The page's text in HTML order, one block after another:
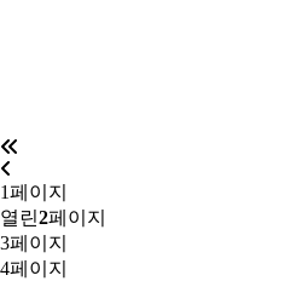
1페이지
열린2페이지
3페이지
4페이지